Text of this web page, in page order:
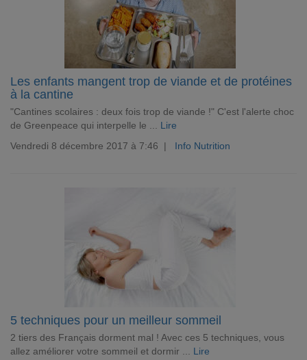
Les enfants mangent trop de viande et de protéines
à la cantine
"Cantines scolaires : deux fois trop de viande !" C'est l'alerte choc
de Greenpeace qui interpelle le ... Lire
Vendredi 8 décembre 2017 à 7:46 | Info Nutrition
5 techniques pour un meilleur sommeil
2 tiers des Français dorment mal ! Avec ces 5 techniques, vous
allez améliorer votre sommeil et dormir ... Lire